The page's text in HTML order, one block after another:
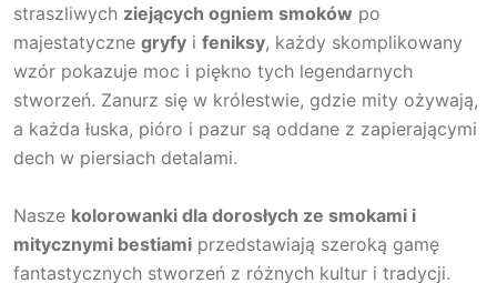
straszliwych ziejących ogniem smoków po
majestatyczne gryfy i feniksy, każdy skomplikowany
wzór pokazuje moc i piękno tych legendarnych
stworzeń. Zanurz się w królestwie, gdzie mity ożywają,
a każda łuska, pióro i pazur są oddane z zapierającymi
dech w piersiach detalami.
Nasze kolorowanki dla dorosłych ze smokami i
mitycznymi bestiami przedstawiają szeroką gamę
fantastycznych stworzeń z różnych kultur i tradycji.